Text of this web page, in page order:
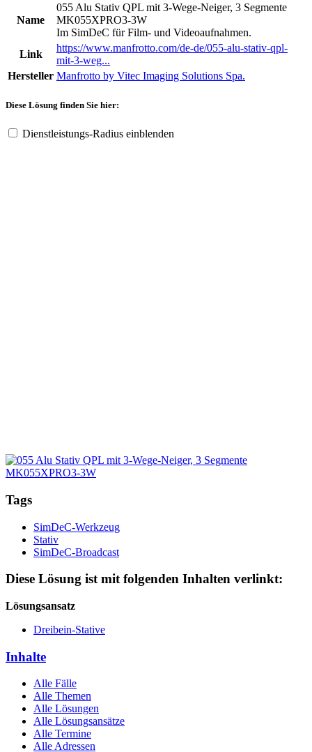
Name
055 Alu Stativ QPL mit 3-Wege-Neiger, 3 Segmente
MK055XPRO3-3W
Im SimDeC für Film- und Videoaufnahmen.
Link
https://www.manfrotto.com/de-de/055-alu-stativ-qpl-
mit-3-weg...
Hersteller Manfrotto by Vitec Imaging Solutions Spa.
Diese Lösung finden Sie hier:
Dienstleistungs-Radius einblenden
Tags
SimDeC-Werkzeug
Stativ
SimDeC-Broadcast
Diese Lösung ist mit folgenden Inhalten verlinkt:
Lösungsansatz
Dreibein-Stative
Inhalte
Alle Fälle
Alle Themen
Alle Lösungen
Alle Lösungsansätze
Alle Termine
Alle Adressen